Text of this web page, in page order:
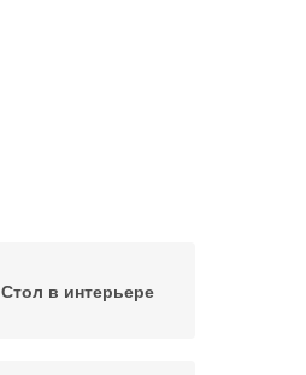
Стол в интерьере